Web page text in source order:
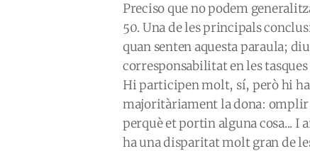
Preciso que no podem
50. Una de les principals
quan senten aquesta paraula;
corresponsabilitat en les
Hi participen molt, sí, però hi
majoritàriament la dona: omplir
perquè et portin alguna cosa... I
ha una disparitat molt gran de